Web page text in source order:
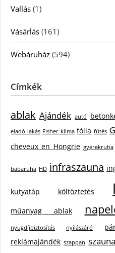
Vallás (1)
Vásárlás (161)
Webáruház (594)
Címkék
ablak Ajándék autó
eladó lakás Fisher klíma fólia fűtés
cheveux en Hongrie gyerekruha
babaruha HD infraszauna
kutyatáp költöztetés
műanyag ablak
nyugdíjbiztosítás nyílászáró
reklámajándék szappan szauna